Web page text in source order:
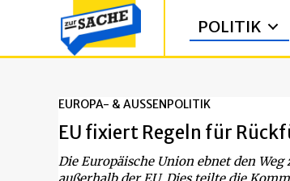
POLITIK
EUROPA- & AUSSENPOLITIK
EU fixiert Regeln für
Die Europäische Union ebnet den